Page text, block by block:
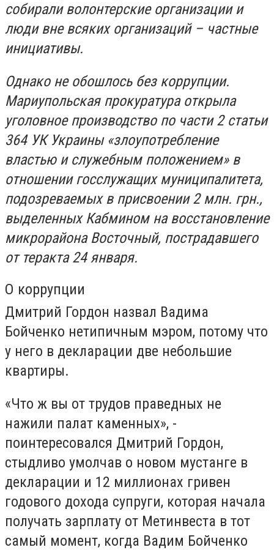
собирали волонтерские организации и
люди вне всяких организаций – частные
инициативы.
Однако не обошлось без коррупции.
Мариупольская прокуратура открыла
уголовное производство по части 2 статьи
364 УК Украины «злоупотребление
властью и служебным положением» в
отношении госслужащих муниципалитета,
подозреваемых в присвоении 2 млн. грн.,
выделенных Кабмином на восстановление
микрорайона Восточный, пострадавшего
от теракта 24 января.
О коррупции
Дмитрий Гордон назвал Вадима
Бойченко нетипичным мэром, потому что
у него в декларации две небольшие
квартиры.
«Что ж вы от трудов праведных не
нажили палат каменных», -
поинтересовался Дмитрий Гордон,
стыдливо умолчав о новом мустанге в
декларации и 12 миллионах гривен
годового дохода супруги, которая начала
получать зарплату от Метинвеста в тот
самый момент, когда Вадим Бойченко